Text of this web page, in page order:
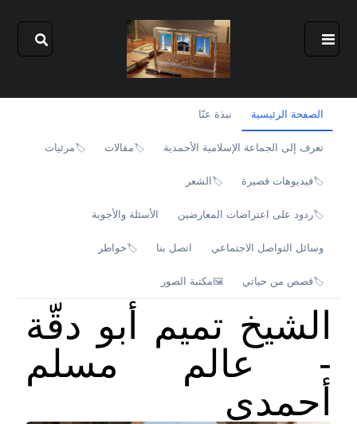
الصفحة الرئيسية نبذة عنّا
تعرف إلى الجماعة الإسلامية الأحمدية 🏷️مقالات 🏷️مرئيات
🏷️فيديوهات قصيرة 🏷️ الشعر
🏷️ردود على اعتراضات المعارضين الأسئلة والأجوبة
وسائل التواصل الاجتماعي اتصل بنا 🏷️خواطر
🏷️قصص من حياتي 🖼️مكتبة الصور
الشيخ تميم أبو دقّة
- عالم مسلم
أحمدي